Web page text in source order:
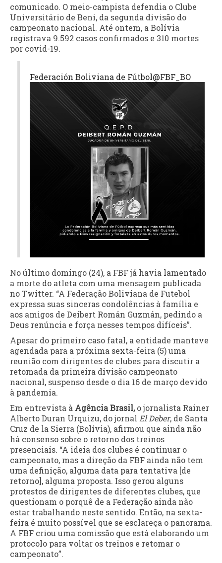
comunicado. O meio-campista defendia o Clube
Universitário de Beni, da segunda divisão do
campeonato nacional. Até ontem, a Bolívia
registrava 9.592 casos confirmados e 310 mortes
por covid-19.
Federación Boliviana de Fútbol@FBF_BO
No último domingo (24), a FBF já havia lamentado
a morte do atleta com uma mensagem publicada
no Twitter. “A Federação Boliviana de Futebol
expressa suas sinceras condolências à família e
aos amigos de Deibert Román Guzmán, pedindo a
Deus renúncia e força nesses tempos difíceis”.
Apesar do primeiro caso fatal, a entidade manteve
agendada para a próxima sexta-feira (5) uma
reunião com dirigentes de clubes para discutir a
retomada da primeira divisão campeonato
nacional, suspenso desde o dia 16 de março devido
à pandemia.
Em entrevista à Agência Brasil,o jornalista Rainer
Alberto Duran Urquizu, do jornal El Deber, de Santa
Cruz de la Sierra (Bolívia), afirmou que ainda não
há consenso sobre o retorno dos treinos
presenciais. “A ideia dos clubes é continuar o
campeonato, mas a direção da FBF ainda não tem
uma definição, alguma data para tentativa [de
retorno], alguma proposta. Isso gerou alguns
protestos de dirigentes de diferentes clubes, que
questionam o porquê de a Federação ainda não
estar trabalhando neste sentido. Então, na sexta-
feira é muito possível que se esclareça o panorama.
A FBF criou uma comissão que está elaborando um
protocolo para voltar os treinos e retomar o
campeonato”.